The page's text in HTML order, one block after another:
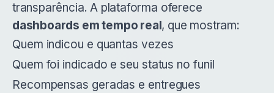
transparência. A plataforma oferece
dashboards em tempo real, que mostram:
Quem indicou e quantas vezes
Quem foi indicado e seu status no funil
Recompensas geradas e entregues